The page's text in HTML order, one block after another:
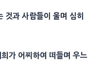
것과 사람들이 울며 심히
가 어찌하여 떠들며 우느